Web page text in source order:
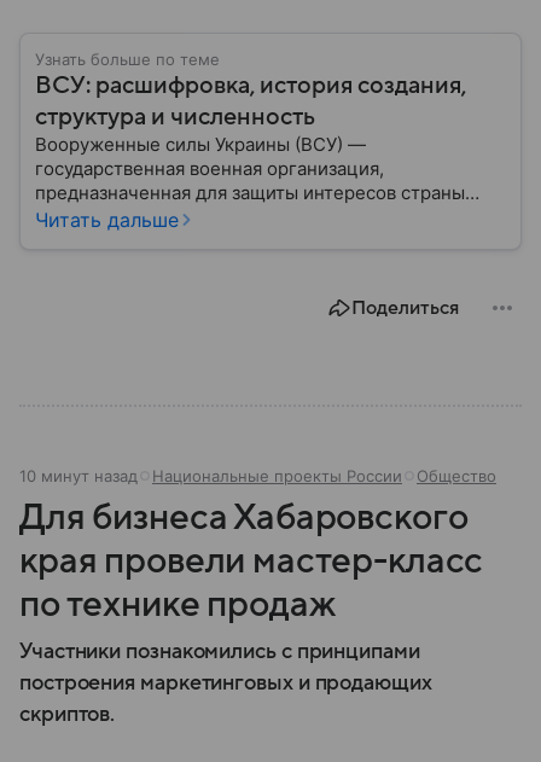
Узнать больше по теме
ВСУ: расшифровка, история создания,
структура и численность
Вооруженные силы Украины (ВСУ) —
государственная военная организация,
предназначенная для защиты интересов страны
военным путем. Была создана после
Читать дальше
Поделиться
10 минут назад Национальные проекты России Общество
Для бизнеса Хабаровского
края провели мастер-класс
по технике продаж
Участники познакомились с принципами
построения маркетинговых и продающих
скриптов.